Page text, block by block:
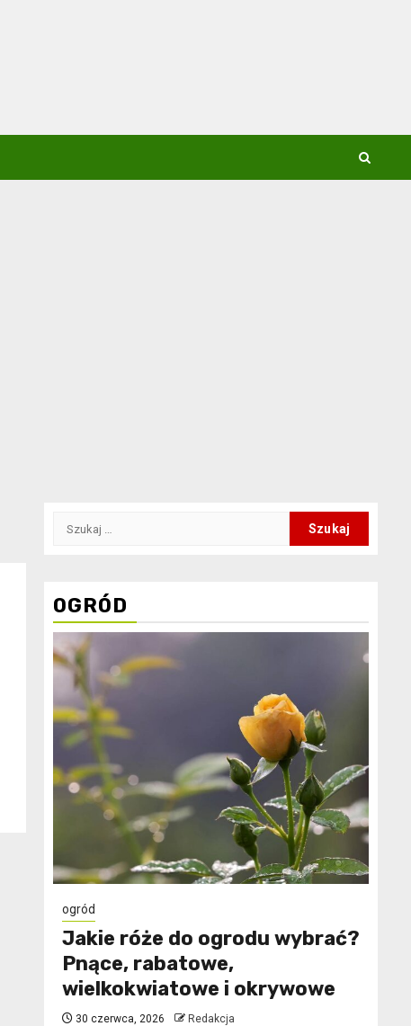
Szukaj:
OGRÓD
ogród
Jakie róże do ogrodu wybrać?
Pnące, rabatowe,
wielkokwiatowe i okrywowe
30 czerwca, 2026 Redakcja